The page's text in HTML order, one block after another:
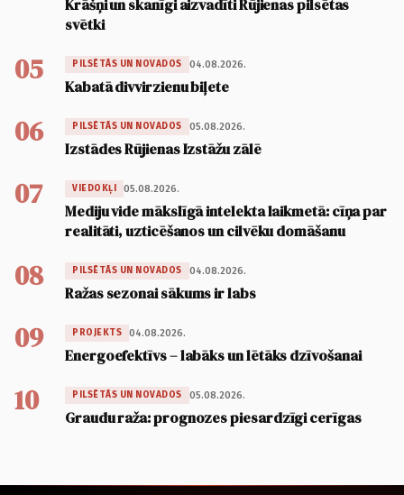
Krāšņi un skanīgi aizvadīti Rūjienas pilsētas
svētki
05 PILSĒTĀS UN NOVADOS 04.08.2026.
Kabatā divvirzienu biļete
06 PILSĒTĀS UN NOVADOS 05.08.2026.
Izstādes Rūjienas Izstāžu zālē
07 VIEDOKĻI 05.08.2026.
Mediju vide mākslīgā intelekta laikmetā: cīņa par
realitāti, uzticēšanos un cilvēku domāšanu
08 PILSĒTĀS UN NOVADOS 04.08.2026.
Ražas sezonai sākums ir labs
09 PROJEKTS 04.08.2026.
Energoefektīvs – labāks un lētāks dzīvošanai
10 PILSĒTĀS UN NOVADOS 05.08.2026.
Graudu raža: prognozes piesardzīgi cerīgas